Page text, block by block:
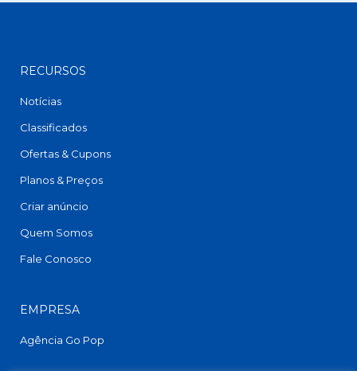
RECURSOS
Notícias
Classificados
Ofertas & Cupons
Planos & Preços
Criar anúncio
Quem Somos
Fale Conosco
EMPRESA
Agência Go Pop